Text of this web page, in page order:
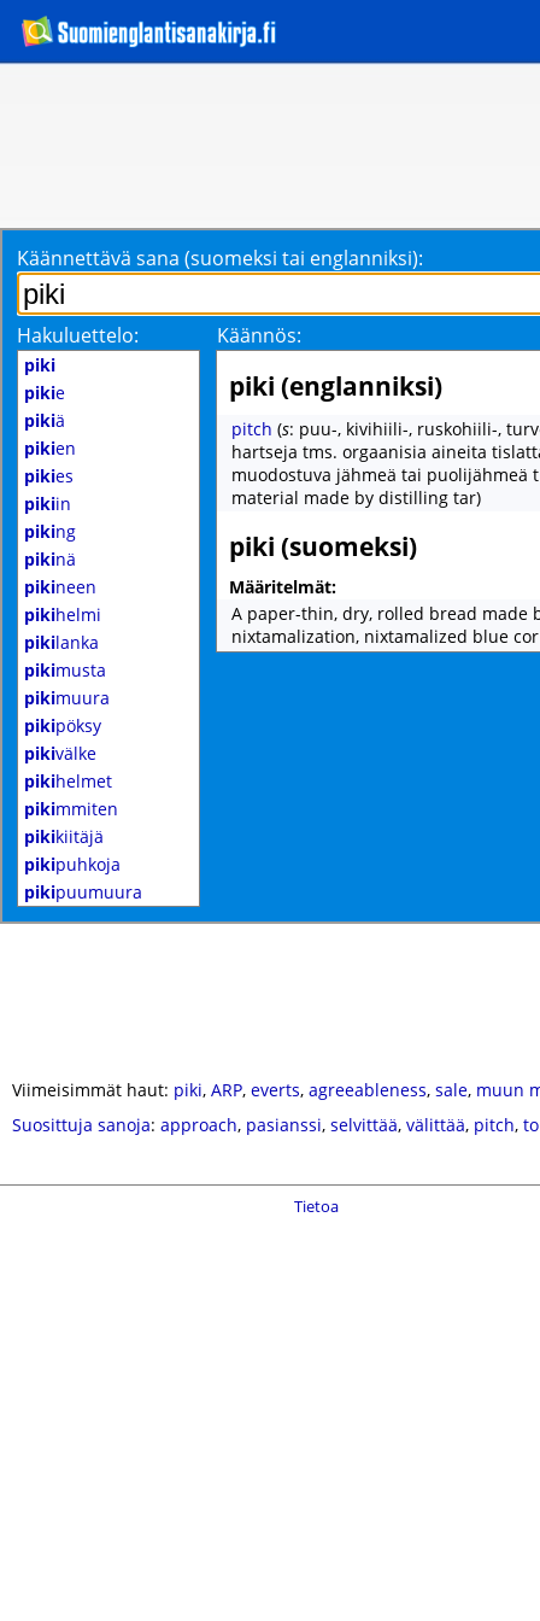
Käännettävä sana (suomeksi tai englanniksi):
Hakuluettelo: Käännös:
piki
pikie
pikiä
pikien
pikies
pikiin
piking
pikinä
pikineen
pikihelmi
pikilanka
pikimusta
pikimuura
pikipöksy
pikivälke
pikihelmet
pikimmiten
pikikiitäjä
pikipuhkoja
pikipuumuura
piki (englanniksi)
pitch (s: puu-, kivihiili-, ruskohiili-,
hartseja tms. orgaanisia aineita
muodostuva jähmeä tai puolijähmeä
material made by distilling tar)
piki (suomeksi)
Määritelmät:
A paper-thin, dry, rolled bread made
nixtamalization, nixtamalized blue
Viimeisimmät haut: piki, ARP, everts, agreeableness, sale, muun
Suosittuja sanoja: approach, pasianssi, selvittää, välittää, pitch,
Tietoa